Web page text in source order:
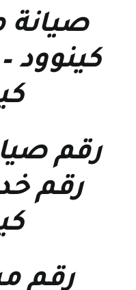
صيانة
كينوود
رقم
رقم
رقم